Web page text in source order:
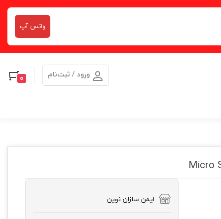
واتس آپ
ورود / ثبت‌نام 0
ایمن سازان نوین